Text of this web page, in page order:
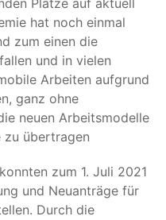
Plätze auf aktuell
hat noch einmal
zum einen die
und in vielen
Arbeiten aufgrund
ganz ohne
neuen Arbeitsmodelle
zu übertragen
zum 1. Juli 2021
und Neuanträge für
Durch die